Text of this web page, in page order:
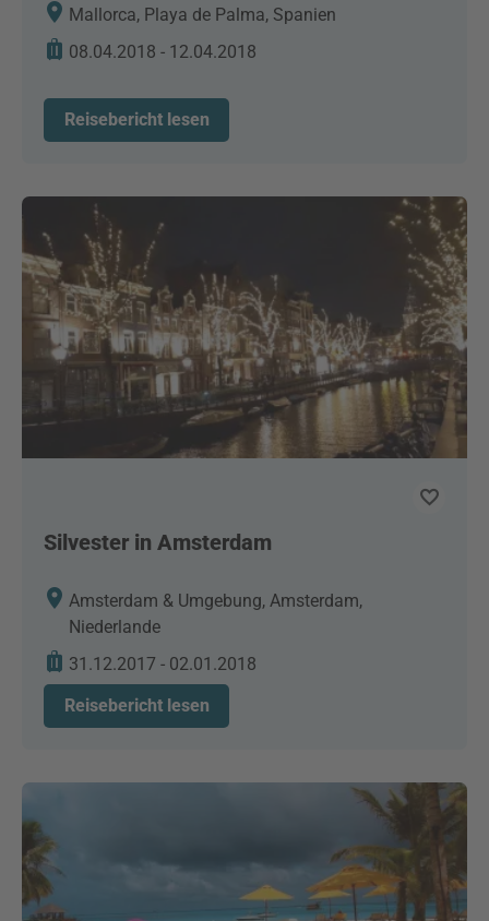
Mallorca, Playa de Palma, Spanien
08.04.2018 - 12.04.2018
Reisebericht lesen
Silvester in Amsterdam
Amsterdam & Umgebung, Amsterdam,
Niederlande
31.12.2017 - 02.01.2018
Reisebericht lesen